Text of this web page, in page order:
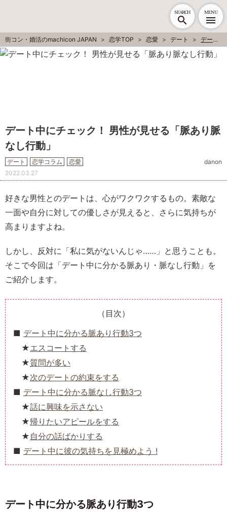
SEARCH MENU
街コン・婚活のmachicon JAPAN 恋学TOP 恋愛 デート デート中にチェック！ 男性が見せる「脈あり脈なし行動」
デート中にチェック！ 男性が見せる「脈あり脈
なし行動」
デート 恋学コラム 恋愛
danon
2022.03.27
好きな男性とのデートは、心がワクワクするもの。素敵な
一面や自分に対しての優しさが見えると、さらに気持ちが
高まりますよね。
しかし、反対に「私に気がないんじゃ……」と思うことも。
そこで今回は「デート中に分かる脈あり・脈なし行動」を
ご紹介します。
（目次）
デート中に分かる脈あり行動3つ
エスコートする
質問が多い
次のデートの約束をする
デート中に分かる脈なし行動3つ
話に興味を示さない
帰りたいアピールをする
自分の話ばかりする
デート中に彼の気持ちを見極めよう !
デート中に分かる脈あり行動3つ